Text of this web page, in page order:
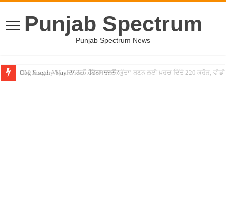
Punjab Spectrum
Punjab Spectrum News
CM Joseph Vijay ਦਾ ਨਹੀਂ ਹੋਵੇਗਾ ਤਲਾਕ